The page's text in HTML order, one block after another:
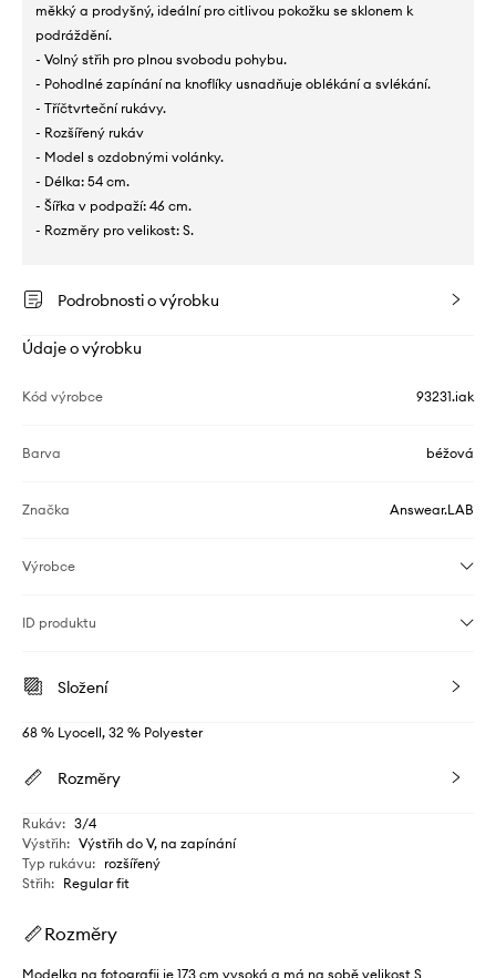
měkký a prodyšný, ideální pro citlivou pokožku se sklonem k
podráždění.
- Volný střih pro plnou svobodu pohybu.
- Pohodlné zapínání na knoflíky usnadňuje oblékání a svlékání.
- Tříčtvrteční rukávy.
- Rozšířený rukáv
- Model s ozdobnými volánky.
- Délka: 54 cm.
- Šířka v podpaží: 46 cm.
- Rozměry pro velikost: S.
Podrobnosti o výrobku
Údaje o výrobku
Kód výrobce 93231.iak
Barva béžová
Značka Answear.LAB
Výrobce
ID produktu
Složení
68 % Lyocell, 32 % Polyester
Rozměry
Rukáv: 3/4
Výstřih: Výstřih do V, na zapínání
Typ rukávu: rozšířený
Střih: Regular fit
Rozměry
Modelka na fotografii je 173 cm vysoká a má na sobě velikost S